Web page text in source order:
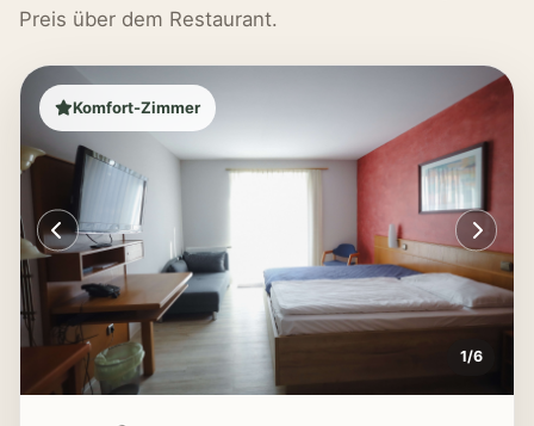
Preis über dem Restaurant.
Komfort-Zimmer
1/6